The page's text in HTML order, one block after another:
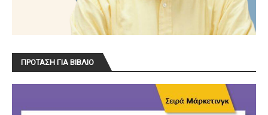
ΠΡΟΤΑΣΗ ΓΙΑ ΒΙΒΛΙΟ